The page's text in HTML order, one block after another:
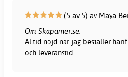
(5 av 5) av Maya
Om Skapamer.se:
Alltid nöjd när jag beställer
och leveranstid